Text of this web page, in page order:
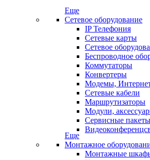
Еще
Сетевое оборудование
IP Телефония
Сетевые карты
Сетевое
Беспроводное
Коммутаторы
Конвертеры
Модемы,
Сетевые кабели
Маршрутизаторы
Модули,
Сервисные пакеты
Еще
Монтажное
Монтажные